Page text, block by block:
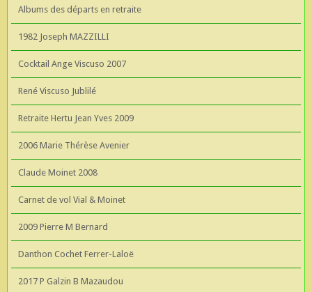
Albums des départs en retraite
1982 Joseph MAZZILLI
Cocktail Ange Viscuso 2007
René Viscuso Jublilé
Retraite Hertu Jean Yves 2009
2006 Marie Thérèse Avenier
Claude Moinet 2008
Carnet de vol Vial & Moinet
2009 Pierre M Bernard
Danthon Cochet Ferrer-Laloë
2017 P Galzin B Mazaudou